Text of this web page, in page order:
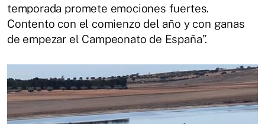
temporada promete emociones fuertes.
Contento con el comienzo del año y con ganas
de empezar el Campeonato de España”.